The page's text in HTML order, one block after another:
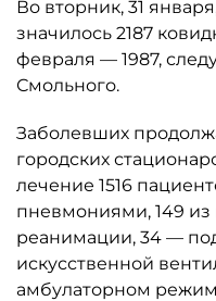
Во вторник, 31
значилось 2187
февраля — 1987,
Смольного.
Заболевших
городских
лечение 1516
пневмониями, 149
реанимации, 34 —
искусственной
амбулаторном